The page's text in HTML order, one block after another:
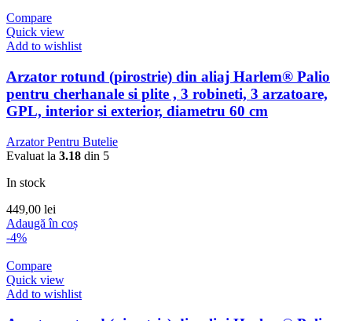
Compare
Quick view
Add to wishlist
Arzator rotund (pirostrie) din aliaj Harlem® Palio
pentru cherhanale si plite , 3 robineti, 3 arzatoare,
GPL, interior si exterior, diametru 60 cm
Arzator Pentru Butelie
Evaluat la 3.18 din 5
In stock
449,00 lei
Adaugă în coș
-4%
Compare
Quick view
Add to wishlist